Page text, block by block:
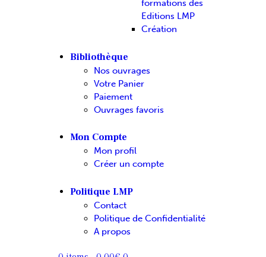
formations des
Editions LMP
Création
Bibliothèque
Nos ouvrages
Votre Panier
Paiement
Ouvrages favoris
Mon Compte
Mon profil
Créer un compte
Politique LMP
Contact
Politique de Confidentialité
A propos